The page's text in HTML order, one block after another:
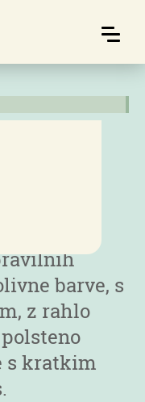
barve, s
z rahlo
s kratkim